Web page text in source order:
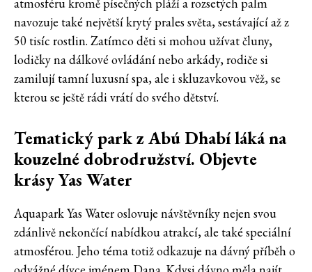
navozuje také největší krytý prales světa, sestávající až z
50 tisíc rostlin. Zatímco děti si mohou užívat čluny,
lodičky na dálkové ovládání nebo arkády, rodiče si
zamilují tamní luxusní spa, ale i skluzavkovou věž, se
kterou se ještě rádi vrátí do svého dětství.
Tematický park z Abú Dhabí láká na
kouzelné dobrodružství. Objevte
krásy Yas Water
Aquapark Yas Water oslovuje návštěvníky nejen svou
zdánlivě nekončící nabídkou atrakcí, ale také speciální
atmosférou. Jeho téma totiž odkazuje na dávný příběh o